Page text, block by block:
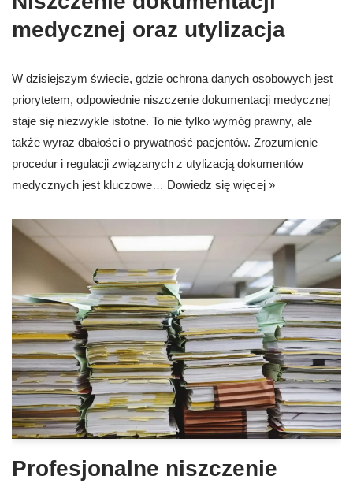
medycznej oraz utylizacja
W dzisiejszym świecie, gdzie ochrona danych osobowych jest
priorytetem, odpowiednie niszczenie dokumentacji medycznej
staje się niezwykle istotne. To nie tylko wymóg prawny, ale
także wyraz dbałości o prywatność pacjentów. Zrozumienie
procedur i regulacji związanych z utylizacją dokumentów
medycznych jest kluczowe… Dowiedz się więcej »
Profesjonalne niszczenie